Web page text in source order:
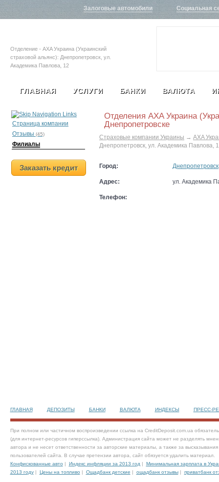
Залоговые автомобили Социальная
Отделение - AXA Украина (Украинский
страховой альянс): Днепропетровск, ул.
Академика Павлова, 12
ГЛАВНАЯ УСЛУГИ БАНКИ ВАЛЮТА
Страница компании
Отзывы (45)
Филиалы
Заказать кредит
Отделения AXA Украина
Днепропетровске
Страховые компании Украины → AXA
Днепропетровск, ул. Академика Павлова,
Город: Днепропетровск
Адрес: ул. Академика
Телефон:
ГЛАВНАЯ ДЕПОЗИТЫ БАНКИ ВАЛЮТА ИНДЕКСЫ ПРЕСС-
При полном или частичном воспроизведении ссылка на CreditDeposit.com.ua
(для интернет-ресурсов гиперссылка). Администрация сайта может не разделять
автора и не несет ответственности за авторские материалы, а также за высказывания
пользователей сайта. В случае претензии автора, сайт обязуется удалить материал.
Конфискованные авто | Индекс инфляции за 2013 год | Минимальная зарплата в
2013 году| Цены на топливо | Ощадбанк детские | ощадбанк отзывы| приватбанк